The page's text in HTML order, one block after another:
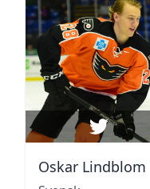
Oskar Lindblom